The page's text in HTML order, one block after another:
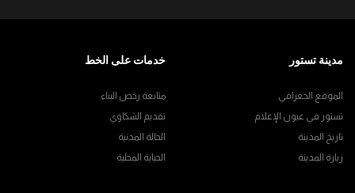
مدينة تستور
الموقع الجغرافي
تستور في عيون الإعلام
تاريخ المدينة
زيارة المدينة
خدمات على الخط
متابعة رخص البناء
تقديم الشكاوي
الحالة المدنية
الجباية المحلية